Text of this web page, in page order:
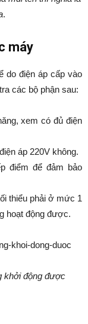
.
máy
do điện áp cấp vào
các bộ phận sau:
xem có đủ điện
áp 220V không.
điểm để đảm bảo
thiểu phải ở mức 1
hoạt động được.
khởi động được